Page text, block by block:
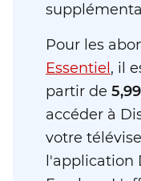
Pour les
Essentiel , il
partir de
accéder à
votre
l'application